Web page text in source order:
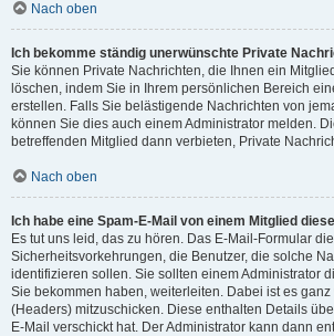
Nach oben
Ich bekomme ständig unerwünschte Private
Sie können Private Nachrichten, die Ihnen ein
löschen, indem Sie in Ihrem persönlichen Bereich
erstellen. Falls Sie belästigende Nachrichten von
können Sie dies auch einem Administrator melden.
betreffenden Mitglied dann verbieten, Private
Nach oben
Ich habe eine Spam-E-Mail von einem Mitglied
Es tut uns leid, das zu hören. Das E-Mail-Formular
Sicherheitsvorkehrungen, die Benutzer, die solche
identifizieren sollen. Sie sollten einem Administrator
Sie bekommen haben, weiterleiten. Dabei ist es
(Headers) mitzuschicken. Diese enthalten Details
E-Mail verschickt hat. Der Administrator kann dann